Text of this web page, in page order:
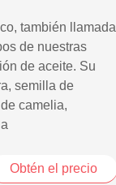
también llamada
de nuestras
de aceite. Su
semilla de
camelia,
Obtén el precio